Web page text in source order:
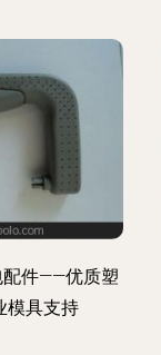
配件——优质塑
模具支持